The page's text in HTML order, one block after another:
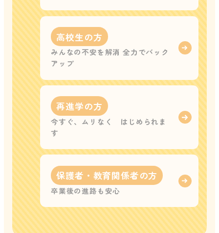
高校生の方
みんなの不安を解消 全力でバック
アップ
再進学の方
今すぐ、ムリなく はじめられま
す
保護者・教育関係者の方
卒業後の進路も安心